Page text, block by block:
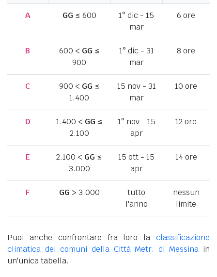
A GG ≤ 600
1° dic - 15
mar
6 ore
B 600 < GG ≤
900
1° dic - 31
mar
8 ore
C 900 < GG ≤
1.400
15 nov - 31
mar
10 ore
D 1.400 < GG ≤
2.100
1° nov - 15
apr
12 ore
E 2.100 < GG ≤
3.000
15 ott - 15
apr
14 ore
F GG > 3.000
tutto
l'anno
nessun
limite
Puoi anche confrontare fra loro la classificazione
climatica dei comuni della Città Metr. di Messina in
un'unica tabella.